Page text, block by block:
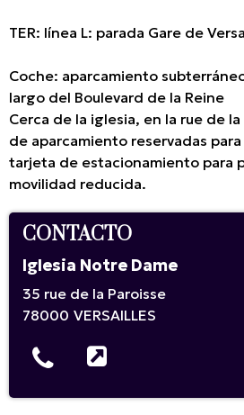
TER: línea L: parada Gare de
Coche: aparcamiento
largo del Boulevard de la Reine
Cerca de la iglesia, en la rue de
de aparcamiento reservadas
tarjeta de estacionamiento para
movilidad reducida.
CONTACTO
Iglesia Notre Dame
35 rue de la Paroisse
78000 VERSAILLES